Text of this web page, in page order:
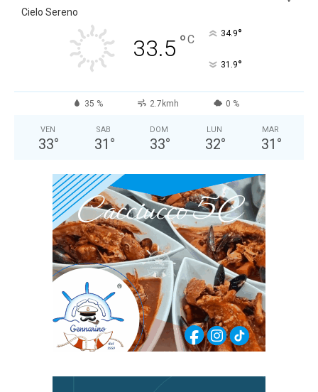
Cielo Sereno
33.5 °C 34.9°
31.9°
35 % 2.7kmh 0 %
VEN
33°
SAB
31 °
DOM
33°
LUN
32°
MAR
31 °